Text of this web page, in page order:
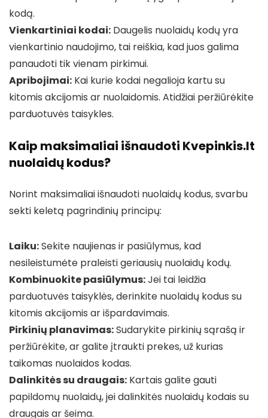
kodą.
Vienkartiniai kodai: Daugelis nuolaidų kodų yra
vienkartinio naudojimo, tai reiškia, kad juos galima
panaudoti tik vienam pirkimui.
Apribojimai: Kai kurie kodai negalioja kartu su
kitomis akcijomis ar nuolaidomis. Atidžiai peržiūrėkite
parduotuvės taisykles.
Kaip maksimaliai išnaudoti Kvepinkis.lt
nuolaidų kodus?
Norint maksimaliai išnaudoti nuolaidų kodus, svarbu
sekti keletą pagrindinių principų:
Laiku:Sekite naujienas ir pasiūlymus, kad
nesileistumėte praleisti geriausių nuolaidų kodų.
Kombinuokite pasiūlymus:Jei tai leidžia
parduotuvės taisyklės, derinkite nuolaidų kodus su
kitomis akcijomis ar išpardavimais.
Pirkinių planavimas:Sudarykite pirkinių sąrašą ir
peržiūrėkite, ar galite įtraukti prekes, už kurias
taikomas nuolaidos kodas.
Dalinkitės su draugais: Kartais galite gauti
papildomų nuolaidų, jei dalinkitės nuolaidų kodais su
draugais ar šeima.